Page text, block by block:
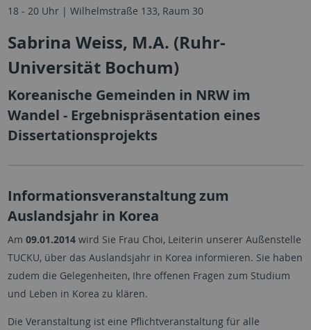
18 - 20 Uhr | Wilhelmstraße 133, Raum 30
Sabrina Weiss, M.A. (Ruhr-
Universität Bochum)
Koreanische Gemeinden in NRW im
Wandel - Ergebnispräsentation eines
Dissertationsprojekts
Informationsveranstaltung zum
Auslandsjahr in Korea
Am 09.01.2014wird Sie Frau Choi, Leiterin unserer Außenstelle
TUCKU, über das Auslandsjahr in Korea informieren. Sie haben
zudem die Gelegenheiten, Ihre offenen Fragen zum Studium
und Leben in Korea zu klären.
Die Veranstaltung ist eine Pflichtveranstaltung für alle